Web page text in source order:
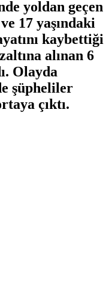
yoldan geçen
17 yaşındaki
kaybettiği
alınan 6
Olayda
şüpheliler
çıktı.